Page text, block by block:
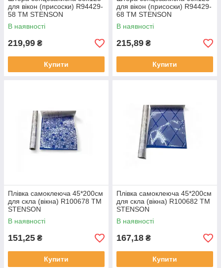
для вікон (присоски) R94429-
58 ТМ STENSON
В наявності
219,99 ₴
Купити
для вікон (присоски) R94429-
68 ТМ STENSON
В наявності
215,89 ₴
Купити
Плівка самоклеюча 45*200см
для скла (вікна) R100678 ТМ
STENSON
В наявності
151,25 ₴
Купити
Плівка самоклеюча 45*200см
для скла (вікна) R100682 ТМ
STENSON
В наявності
167,18 ₴
Купити